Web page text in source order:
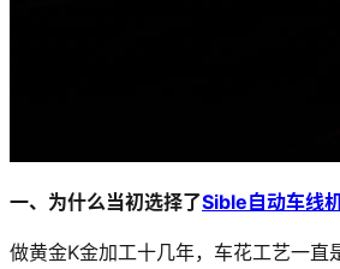
一、为什么当初选择了Sible自动车线
做黄金K金加工十几年，车花工艺一直